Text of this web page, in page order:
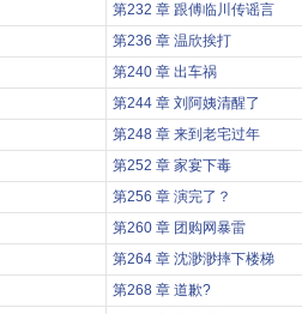
第232 章 跟傅临川传谣言
第236 章 温欣挨打
第240 章 出车祸
第244 章 刘阿姨清醒了
第248 章 来到老宅过年
第252 章 家宴下毒
第256 章 演完了？
第260 章 团购网暴雷
第264 章 沈渺渺摔下楼梯
第268 章 道歉?